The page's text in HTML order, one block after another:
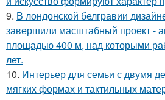
9. В лондонской белгравии
завершили масштабный проект -
площадью 400 м, над которыми
лет.
10. Интерьер для семьи с двумя
мягких формах и тактильных